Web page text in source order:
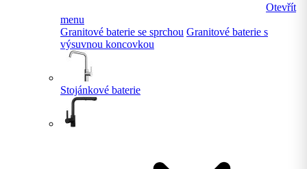
Otevřít
menu
Granitové baterie se sprchou Granitové baterie s
výsuvnou koncovkou
Stojánkové baterie